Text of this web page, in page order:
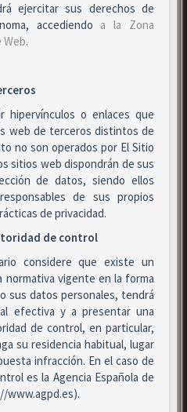
ejercitar sus derechos de
accediendo a la Zona
Web.
hipervínculos o enlaces que
web de terceros distintos de
no son operados por El Sitio
sitios web dispondrán de sus
de datos, siendo ellos
de sus propios
de privacidad.
de control
considere que existe un
normativa vigente en la forma
sus datos personales, tendrá
efectiva y a presentar una
de control, en particular,
su residencia habitual, lugar
infracción. En el caso de
es la Agencia Española de
www.agpd.es).